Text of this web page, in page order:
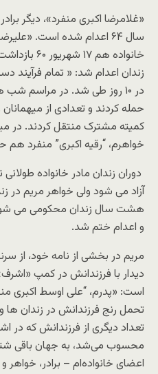
سال ۶۴ اعدام شده است.
زندان اعدام شد: « تمام فرآیند
در ۱۰ روز طی شد. در مراسم
حمله کردند و تعدادی از
کمیته مشترک منتقل کردند. در
خواهرم، “رقیه اکبری” منفرد
دوران زندان مادر خانواده
آزاد می شود ولی خواهر مریم در
و اعدام ختم شد.
مریم در بخشی از نامه خود، از
دیدار با فرزندانش در کمپ
تحمل رنج فرزندانش در زندان ها و
تعداد دیگری از فرزندانش که در
محسوب می‌شد، به جهان باقی
اعضای خانواده‌ام – برادر، خواهر